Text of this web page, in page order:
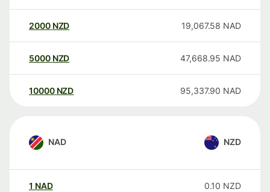
2000 NZD 19,067.58 NAD
5000 NZD 47,668.95 NAD
10000 NZD 95,337.90 NAD
NAD NZD
1 NAD 0.10 NZD